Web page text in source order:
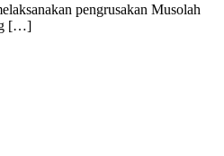
pengrusakan Musolah
[…]